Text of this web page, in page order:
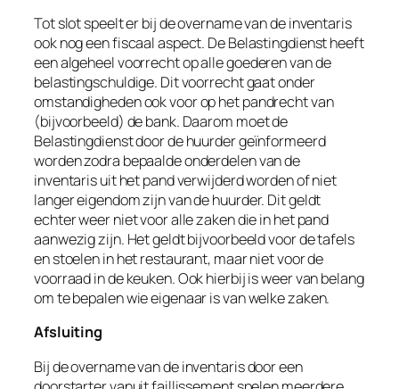
Tot slot speelt er bij de overname van de inventaris
ook nog een fiscaal aspect. De Belastingdienst heeft
een algeheel voorrecht opalle goederenvan de
belastingschuldige. Dit voorrecht gaat onder
omstandigheden ook voor op het pandrecht van
(bijvoorbeeld) de bank. Daarom moet de
Belastingdienst door de huurder geïnformeerd
worden zodra bepaalde onderdelen van de
inventaris uit het pand verwijderd worden of niet
langer eigendom zijn van de huurder. Dit geldt
echter weer niet voor alle zaken die in het pand
aanwezig zijn. Het geldt bijvoorbeeld voor de tafels
en stoelen in het restaurant, maar niet voor de
voorraad in de keuken. Ook hierbij is weer van belang
om te bepalen wie eigenaar is van welke zaken.
Afsluiting
Bij de overname van de inventaris door een